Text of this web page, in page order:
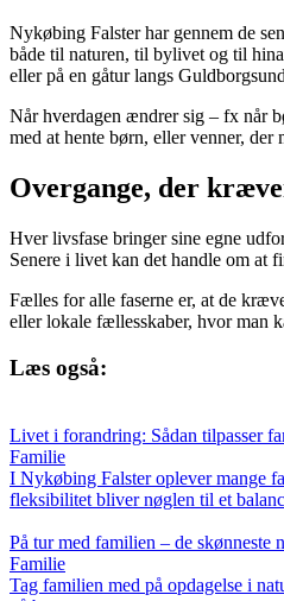
Nykøbing Falster har gennem de
både til naturen, til bylivet og til
eller på en gåtur langs
Når hverdagen ændrer sig – fx når
med at hente børn, eller venner,
Overgange, der
Hver livsfase bringer sine egne
Senere i livet kan det handle om at
Fælles for alle faserne er, at de
eller lokale fællesskaber, hvor man
Læs også:
Livet i forandring: Sådan tilpasser
Familie
I Nykøbing Falster oplever mange
fleksibilitet bliver nøglen til et
På tur med familien – de
Familie
Tag familien med på opdagelse i